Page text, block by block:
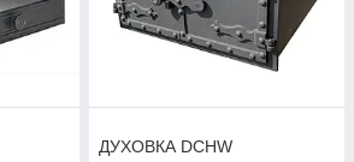
ДУХОВКА DCHW